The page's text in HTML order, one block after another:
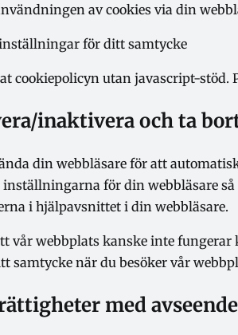
av cookies via din
inställningar för ditt samtycke
cookiepolicyn utan javascript-stöd.
inaktivera och ta
din webbläsare för att
för din webbläsare så
i hjälpavsnittet i din webbläsare.
vår webbplats kanske inte
samtycke när du besöker vår
med